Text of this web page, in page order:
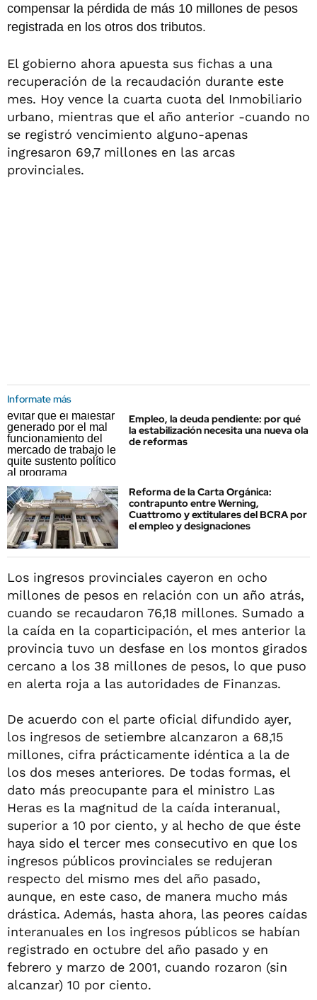
compensar la pérdida de más 10 millones de pesos
registrada en los otros dos tributos.
El gobierno ahora apuesta sus fichas a una
recuperación de la recaudación durante este
mes. Hoy vence la cuarta cuota del Inmobiliario
urbano, mientras que el año anterior -cuando no
se registró vencimiento alguno-apenas
ingresaron 69,7 millones en las arcas
provinciales.
Informate más
Empleo, la deuda pendiente: por qué
la estabilización necesita una nueva ola
de reformas
Reforma de la Carta Orgánica:
contrapunto entre Werning,
Cuattromo y extitulares del BCRA por
el empleo y designaciones
Los ingresos provinciales cayeron en ocho
millones de pesos en relación con un año atrás,
cuando se recaudaron 76,18 millones. Sumado a
la caída en la coparticipación, el mes anterior la
provincia tuvo un desfase en los montos girados
cercano a los 38 millones de pesos, lo que puso
en alerta roja a las autoridades de Finanzas.
De acuerdo con el parte oficial difundido ayer,
los ingresos de setiembre alcanzaron a 68,15
millones, cifra prácticamente idéntica a la de
los dos meses anteriores. De todas formas, el
dato más preocupante para el ministro Las
Heras es la magnitud de la caída interanual,
superior a 10 por ciento, y al hecho de que éste
haya sido el tercer mes consecutivo en que los
ingresos públicos provinciales se redujeran
respecto del mismo mes del año pasado,
aunque, en este caso, de manera mucho más
drástica. Además, hasta ahora, las peores caídas
interanuales en los ingresos públicos se habían
registrado en octubre del año pasado y en
febrero y marzo de 2001, cuando rozaron (sin
alcanzar) 10 por ciento.